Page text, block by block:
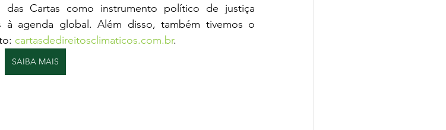
Cartas como instrumento político de justiça
à agenda global. Além disso, também tivemos o
cartasdedireitosclimaticos.com.br.
SAIBA MAIS